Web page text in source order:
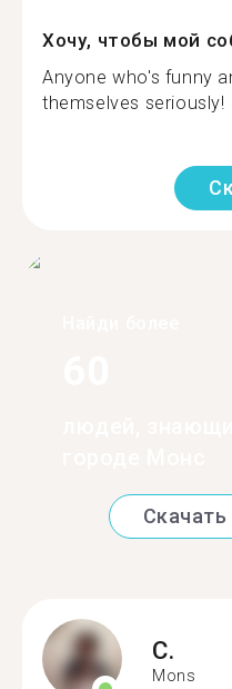
Хочу, чтобы мой
Anyone who's funny
themselves seriously!
C.
Mons